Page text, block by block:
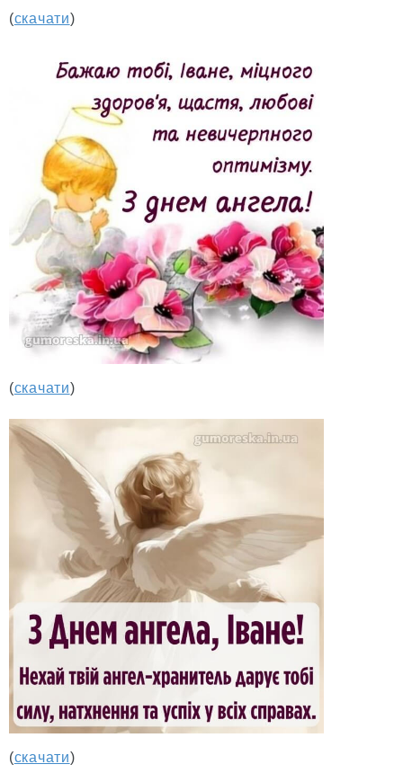
(скачати)
(скачати)
(скачати)